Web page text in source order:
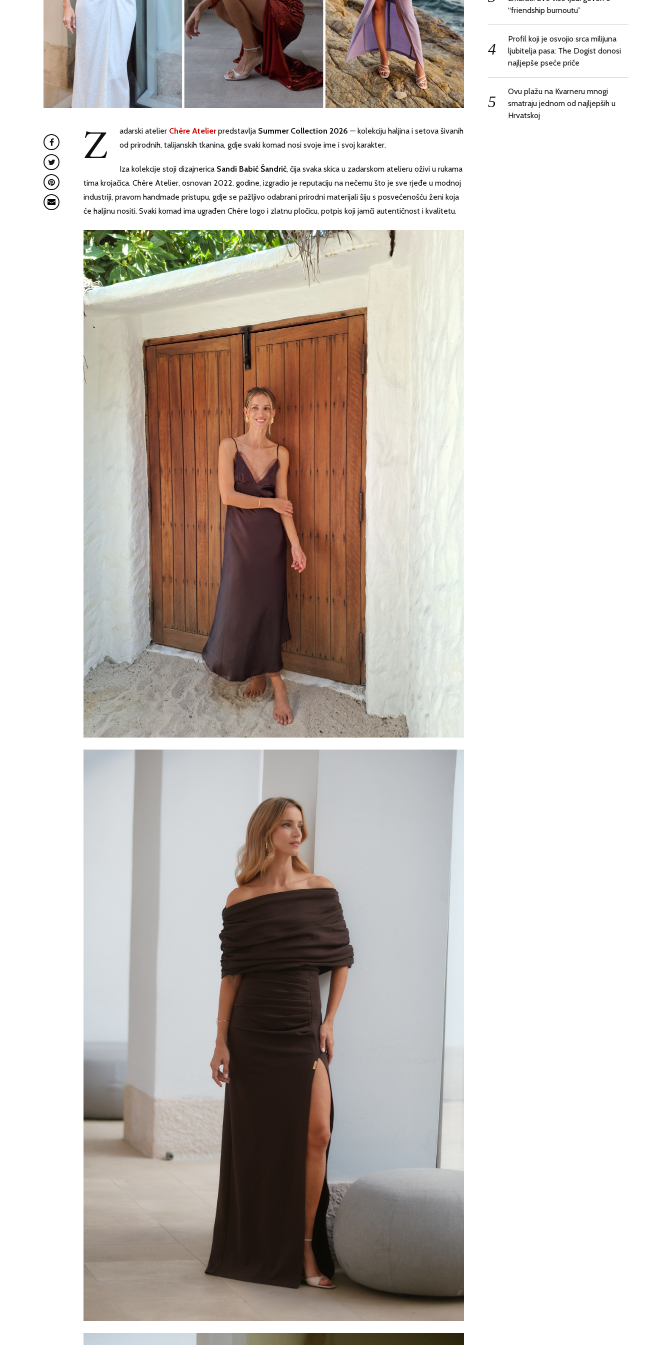
Z adarski atelier Chère Atelierpredstavlja Summer Collection 2026 — kolekciju haljina i setova šivanih
od prirodnih, talijanskih tkanina, gdje svaki komad nosi svoje ime i svoj karakter.
Iza kolekcije stoji dizajnerica Sandi Babić Šandrić, čija svaka skica u zadarskom atelieru oživi u rukama
tima krojačica. Chère Atelier, osnovan 2022. godine, izgradio je reputaciju na nečemu što je sve rjeđe u modnoj
industriji, pravom handmade pristupu, gdje se pažljivo odabrani prirodni materijali šiju s posvećenošću ženi koja
će haljinu nositi. Svaki komad ima ugrađen Chère logo i zlatnu pločicu, potpis koji jamči autentičnost i kvalitetu.
“friendship burnoutu”
Profil koji je osvojio srca milijuna
ljubitelja pasa: The Dogist donosi
najljepše pseće priče
Ovu plažu na Kvarneru mnogi
smatraju jednom od najljepših u
Hrvatskoj